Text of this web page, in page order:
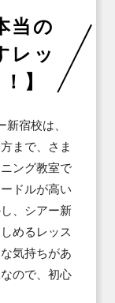
当の
レッ
】
宿校は、
まで、さま
ング教室で
ドルが高い
、シアー新
めるレッス
気持ちがあ
ので、初心